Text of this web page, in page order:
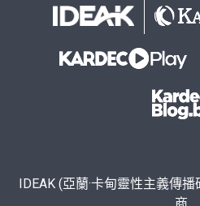
IDEAK (亞蘭·卡甸靈性主義傳
商.